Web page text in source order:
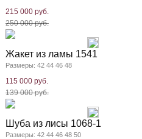
215 000 руб.
250 000 руб.
Жакет из ламы 1541
Размеры: 42 44 46 48
115 000 руб.
139 000 руб.
Шуба из лисы 1068-1
Размеры: 42 44 46 48 50